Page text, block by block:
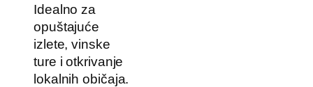
Idealno za
opuštajuće
izlete, vinske
ture i otkrivanje
lokalnih običaja.